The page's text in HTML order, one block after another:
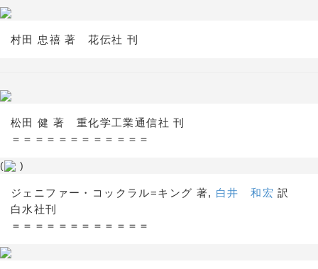
村田 忠禧 著 花伝社 刊
松田 健 著 重化学工業通信社 刊
＝＝＝＝＝＝＝＝＝＝＝＝
( )
ジェニファー・コックラル=キング 著, 白井 和宏 訳
白水社刊
＝＝＝＝＝＝＝＝＝＝＝＝